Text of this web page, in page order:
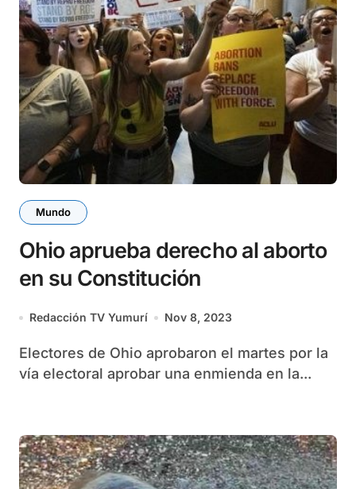
Mundo
Ohio aprueba derecho al aborto
en su Constitución
Redacción TV Yumurí Nov 8, 2023
Electores de Ohio aprobaron el martes por la
vía electoral aprobar una enmienda en la...